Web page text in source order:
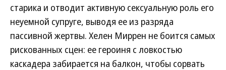
старика и отводит активную сексуальную роль его
неуемной супруге, выводя ее из разряда
пассивной жертвы. Хелен Миррен не боится самых
рискованных сцен: ее героиня с ловкостью
каскадера забирается на балкон, чтобы сорвать